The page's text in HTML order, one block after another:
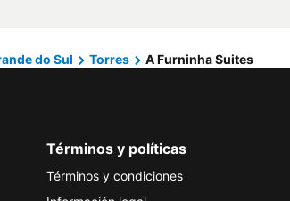
do Sul Torres A Furninha Suites
Términos y políticas
Términos y condiciones